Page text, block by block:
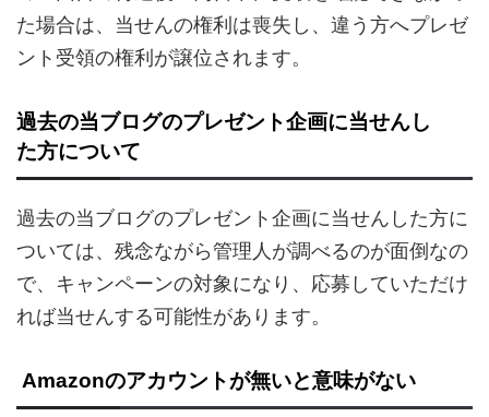
た場合は、当せんの権利は喪失し、違う方へプレゼ
ント受領の権利が譲位されます。
過去の当ブログのプレゼント企画に当せんし
た方について
過去の当ブログのプレゼント企画に当せんした方に
ついては、残念ながら管理人が調べるのが面倒なの
で、キャンペーンの対象になり、応募していただけ
れば当せんする可能性があります。
Amazonのアカウントが無いと意味がない